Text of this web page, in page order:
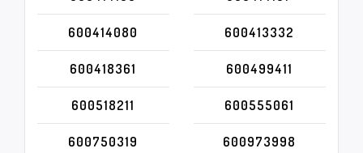
600414080 600413332
600418361 600499411
600518211 600555061
600750319 600973998